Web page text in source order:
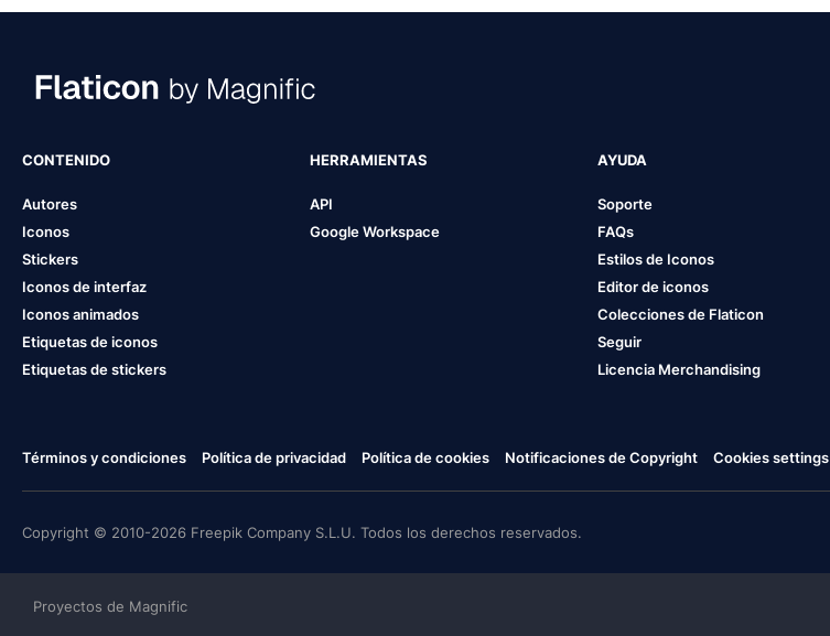
CONTENIDO
Autores
Iconos
Stickers
Iconos de interfaz
Iconos animados
Etiquetas de iconos
Etiquetas de stickers
HERRAMIENTAS
API
Google Workspace
AYUDA
Soporte
FAQs
Estilos de Iconos
Editor de iconos
Colecciones de Flaticon
Seguir
Licencia Merchandising
Términos y condiciones Política de privacidad Política de cookies Notificaciones de Copyright Cookies settings
Copyright © 2010-2026 Freepik Company S.L.U. Todos los derechos reservados.
Proyectos de Magnific